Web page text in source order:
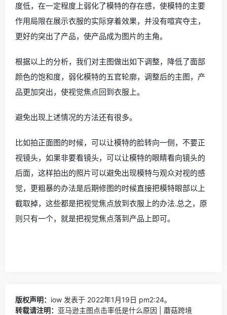
度低，在一定程度上弱化了模特的存在感，使模特的主要
作用局限在展示衣服的实际穿着效果，并没有喧宾夺主，
更好的突出了产品，使产品成为图片的主角。
根据以上的分析，我们对主图做出如下调整，降低了面部
颜色的饱和度，弱化模特的五官轮廓，调整后的主图，产
品更加突出，使视觉焦点回到衣服上。
避免出现上述情况的方法还有很多。
比如拍正面图的时候，可以让模特的脸转向一侧，不要正
视镜头，如果非要看镜头，可以让模特的眼睛看向镜头的
后面，这样拍出的照片可以避免出现模特与观众对视的感
觉，更粗暴的办法是后期修图的时候直接把模特眼部以上
截取掉，这些都是把视觉焦点放到衣服上的办法.总之，原
则只有一个，就是把视觉焦点落到产品上即可。
版权声明： iow 发表于 2022年1月19日 pm2:24。
转载请注明： 亚马逊主图点击率低是什么原因 | 蘑菇跨境